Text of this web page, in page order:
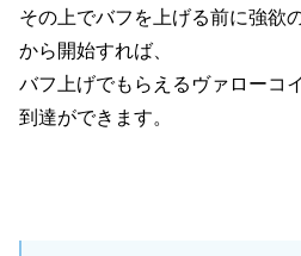
その上でバフを上げる前に強欲
から開始すれば、
バフ上げでもらえるヴァローコ
到達ができます。